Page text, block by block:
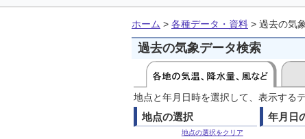
ホーム > 各種データ・資料 > 過去の気
過去の気象データ検索
地点と年月日時を選択して、表示する
地点の選択
地点の選択をクリア
年月日